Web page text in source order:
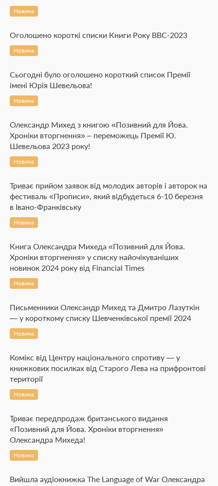
Новина
Оголошено короткі списки Книги Року BBC-2023
Новина
Сьогодні було оголошено короткий список Премії
імені Юрія Шевельова!
Новина
Олександр Михед з книгою «Позивний для Йова.
Хроніки вторгнення» – переможець Премії Ю.
Шевельова 2023 року!
Новина
Триває прийом заявок від молодих авторів і авторок на
фестиваль «Прописи», який відбудеться 6-10 березня
в Івано-Франківську
Новина
Книга Олександра Михеда «Позивний для Йова.
Хроніки вторгнення» у списку найочікуваніших
новинок 2024 року від Financial Times
Новина
Письменники Олександр Михед та Дмитро Лазуткін
— у короткому списку Шевченківської премії 2024
Новина
Комікс від Центру національного спротиву — у
книжкових посилках від Старого Лева на прифронтові
території
Новина
Триває передпродаж британського видання
«Позивний для Йова. Хроніки вторгнення»
Олександра Михеда!
Новина
Вийшла аудіокнижка The Language of War Олександра